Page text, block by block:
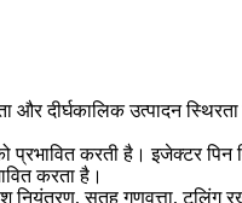
और दीर्घकालिक उत्पादन
करती है। इजेक्टर पिन
करता है।
सतह गुणवत्ता, टूलिंग